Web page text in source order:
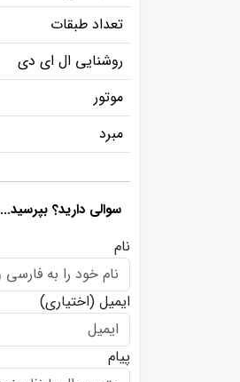
تعداد طبقات
روشنایی ال ای دی
موتور
مبرد
سوالی دارید؟ بپرسید...
نام
ایمیل (اختیاری)
پیام